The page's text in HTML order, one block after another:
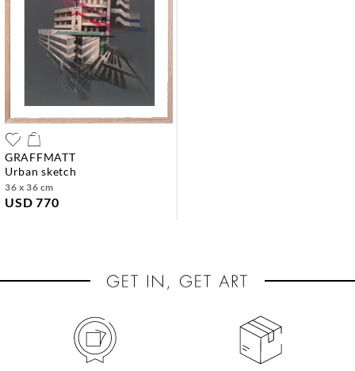
GRAFFMATT
urban sketch
36 x 36 cm
USD 770